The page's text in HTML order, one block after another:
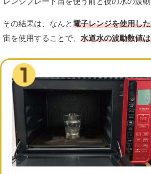
その結果は、なんと電子レンジを使用し
宙を使用することで、 水道水の波動数値